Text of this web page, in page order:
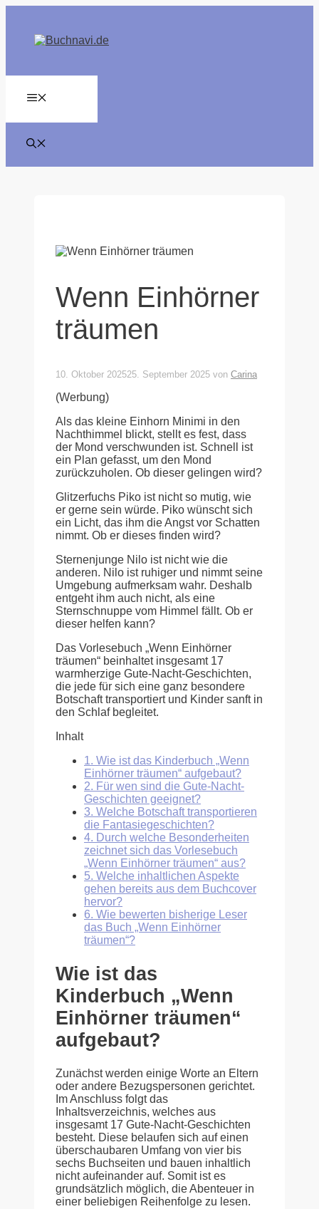
springen
Wenn Einhörner
träumen
10. Oktober 202525. September 2025 von Carina
(Werbung)
Als das kleine Einhorn Minimi in den
Nachthimmel blickt, stellt es fest, dass
der Mond verschwunden ist. Schnell ist
ein Plan gefasst, um den Mond
zurückzuholen. Ob dieser gelingen wird?
Glitzerfuchs Piko ist nicht so mutig, wie
er gerne sein würde. Piko wünscht sich
ein Licht, das ihm die Angst vor Schatten
nimmt. Ob er dieses finden wird?
Sternenjunge Nilo ist nicht wie die
anderen. Nilo ist ruhiger und nimmt seine
Umgebung aufmerksam wahr. Deshalb
entgeht ihm auch nicht, als eine
Sternschnuppe vom Himmel fällt. Ob er
dieser helfen kann?
Das Vorlesebuch „Wenn Einhörner
träumen“ beinhaltet insgesamt 17
warmherzige Gute-Nacht-Geschichten,
die jede für sich eine ganz besondere
Botschaft transportiert und Kinder sanft in
den Schlaf begleitet.
Inhalt
1. Wie ist das Kinderbuch „Wenn
Einhörner träumen“ aufgebaut?
2. Für wen sind die Gute-Nacht-
Geschichten geeignet?
3. Welche Botschaft transportieren
die Fantasiegeschichten?
4. Durch welche Besonderheiten
zeichnet sich das Vorlesebuch
„Wenn Einhörner träumen“ aus?
5. Welche inhaltlichen Aspekte
gehen bereits aus dem Buchcover
hervor?
6. Wie bewerten bisherige Leser
das Buch „Wenn Einhörner
träumen“?
Wie ist das
Kinderbuch „Wenn
Einhörner träumen“
aufgebaut?
Zunächst werden einige Worte an Eltern
oder andere Bezugspersonen gerichtet.
Im Anschluss folgt das
Inhaltsverzeichnis, welches aus
insgesamt 17 Gute-Nacht-Geschichten
besteht. Diese belaufen sich auf einen
überschaubaren Umfang von vier bis
sechs Buchseiten und bauen inhaltlich
nicht aufeinander auf. Somit ist es
grundsätzlich möglich, die Abenteuer in
einer beliebigen Reihenfolge zu lesen.